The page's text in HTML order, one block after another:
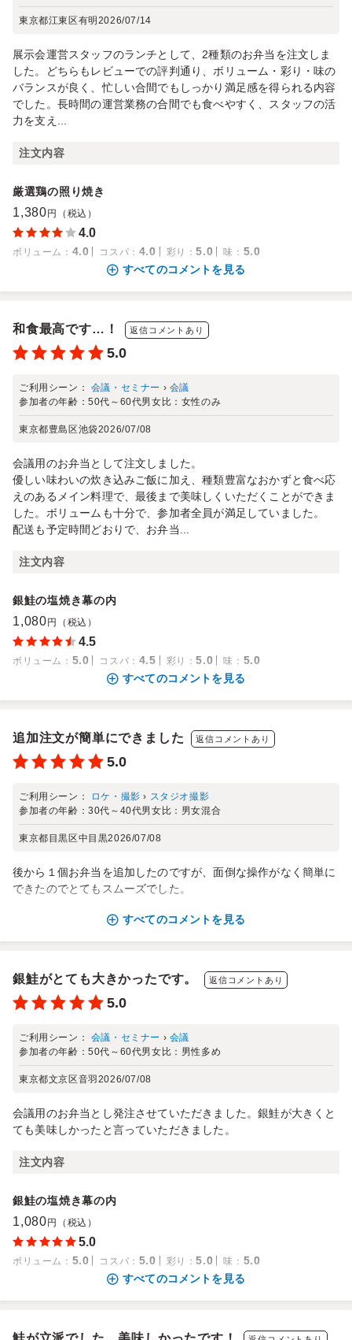
東京都江東区有明 2026/07/14
展示会運営スタッフのランチとして、2種類のお弁当を注文しま
した。どちらもレビューでの評判通り、ボリューム・彩り・味の
バランスが良く、忙しい合間でもしっかり満足感を得られる内容
でした。長時間の運営業務の合間でも食べやすく、スタッフの活
力を支え...
注文内容
厳選鶏の照り焼き
1,380 円（税込）
4.0
ボリューム ： 4.0 コスパ ： 4.0 彩り ：5.0 味 ： 5.0
すべてのコメントを見る
和食最高です…！ 返信コメントあり
5.0
ご利用シーン： 会議・セミナー › 会議
参加者の年齢：50代～60代男女比： 女性のみ
東京都豊島区池袋2026/07/08
会議用のお弁当として注文しました。
優しい味わいの炊き込みご飯に加え、種類豊富なおかずと食べ応
えのあるメイン料理で、最後まで美味しくいただくことができま
した。ボリュームも十分で、参加者全員が満足していました。
配送も予定時間どおりで、お弁当...
注文内容
銀鮭の塩焼き幕の内
1,080 円（税込）
4.5
ボリューム ： 5.0 コスパ ： 4.5 彩り ：5.0 味 ： 5.0
すべてのコメントを見る
追加注文が簡単にできました 返信コメントあり
5.0
ご利用シーン： ロケ・撮影 › スタジオ撮影
参加者の年齢：30代～40代男女比： 男女混合
東京都目黒区中目黒2026/07/08
後から１個お弁当を追加したのですが、面倒な操作がなく簡単に
できたのでとてもスムーズでした。
すべてのコメントを見る
銀鮭がとても大きかったです。 返信コメントあり
5.0
ご利用シーン： 会議・セミナー › 会議
参加者の年齢：50代～60代男女比： 男性多め
東京都文京区音羽 2026/07/08
会議用のお弁当とし発注させていただきました。銀鮭が大きくと
ても美味しかったと言っていただきました。
注文内容
銀鮭の塩焼き幕の内
1,080 円（税込）
5.0
ボリューム ： 5.0 コスパ ： 5.0 彩り ：5.0 味 ： 5.0
すべてのコメントを見る